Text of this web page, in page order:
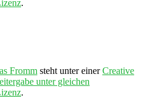
.
Fromm steht unter einerCreative
unter gleichen
.